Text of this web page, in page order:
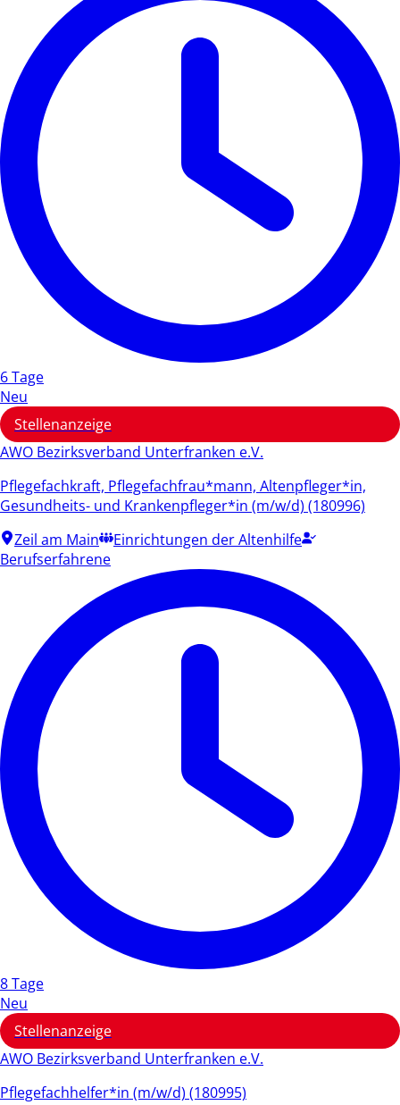
6 Tage
Neu
Stellenanzeige
AWO Bezirksverband Unterfranken e.V.
Pflegefachkraft, Pflegefachfrau*mann, Altenpfleger*in,
Gesundheits- und Krankenpfleger*in (m/w/d) (180996)
Zeil am Main
Einrichtungen der Altenhilfe
Berufserfahrene
8 Tage
Neu
Stellenanzeige
AWO Bezirksverband Unterfranken e.V.
Pflegefachhelfer*in (m/w/d) (180995)